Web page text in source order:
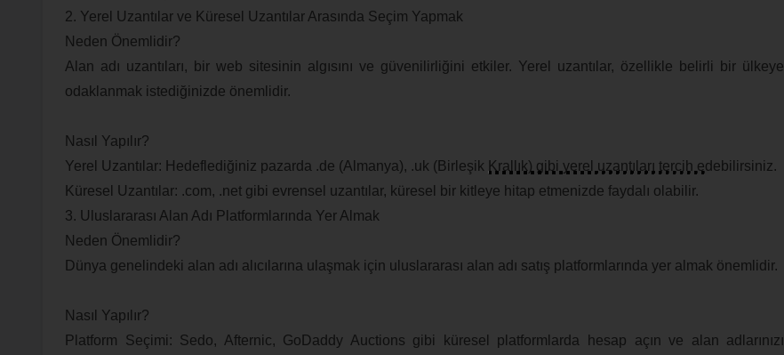
2. Yerel Uzantılar ve Küresel Uzantılar Arasında Seçim Yapmak
Neden Önemlidir?
Alan adı uzantıları, bir web sitesinin algısını ve güvenilirliğini etkiler. Yerel uzantılar, özellikle belirli bir ülkeye
odaklanmak istediğinizde önemlidir.
Nasıl Yapılır?
Yerel Uzantılar: Hedeflediğiniz pazarda .de (Almanya), .uk (Birleşik Krallık) gibi yerel uzantıları tercih edebilirsiniz.
Küresel Uzantılar: .com, .net gibi evrensel uzantılar, küresel bir kitleye hitap etmenizde faydalı olabilir.
3. Uluslararası Alan Adı Platformlarında Yer Almak
Neden Önemlidir?
Dünya genelindeki alan adı alıcılarına ulaşmak için uluslararası alan adı satış platformlarında yer almak önemlidir.
Nasıl Yapılır?
Platform Seçimi: Sedo, Afternic, GoDaddy Auctions gibi küresel platformlarda hesap açın ve alan adlarınızı